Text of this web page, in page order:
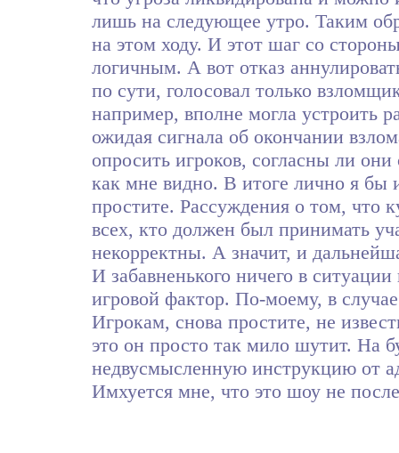
лишь на следующее утро. Таким
на этом ходу. И этот шаг со
логичным. А вот отказ
по сути, голосовал только
например, вполне могла устроить
ожидая сигнала об окончании
опросить игроков, согласны ли
как мне видно. В итоге лично я
простите. Рассуждения о том, что
всех, кто должен был принимать
некорректны. А значит, и
И забавненького ничего в
игровой фактор. По-моему, в
Игрокам, снова простите, не
это он просто так мило шутит. На
недвусмысленную инструкцию от
Имхуется мне, что это шоу не